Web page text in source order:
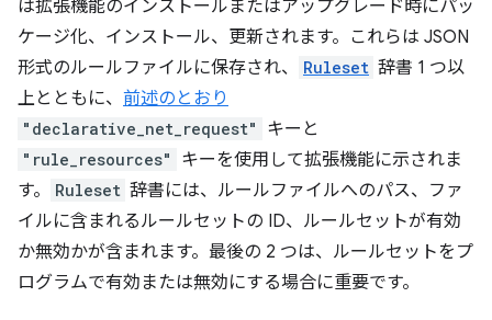
は拡張機能のインストールまたはアップグレード時にパッ
ケージ化、インストール、更新されます。これらは JSON
形式のルールファイルに保存され、
Ruleset 辞書 1 つ以
上とともに、 前述のとおり
"declarative_net_request" キーと
"rule_resources"
キーを使用して拡張機能に示されま
す。
Ruleset 辞書には、ルールファイルへのパス、ファ
イルに含まれるルールセットの ID、ルールセットが有効
か無効かが含まれます。最後の 2 つは、ルールセットをプ
ログラムで有効または無効にする場合に重要です。